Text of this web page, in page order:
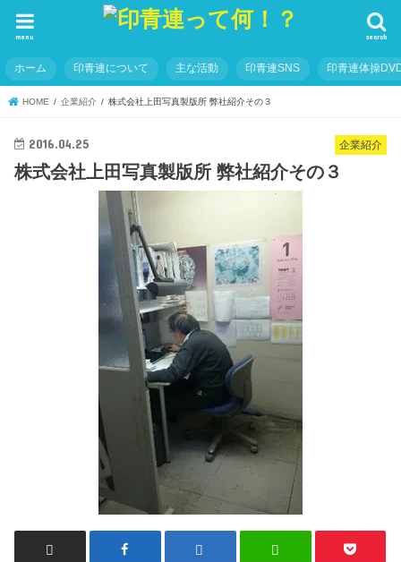
search
menu
ホーム 印青連について 主な活動 印青連SNS 印青連体操
HOME 企業紹介 株式会社上田写真製版所 弊社紹介その３
企業紹介
2016.04.25
株式会社上田写真製版所 弊社紹介その３